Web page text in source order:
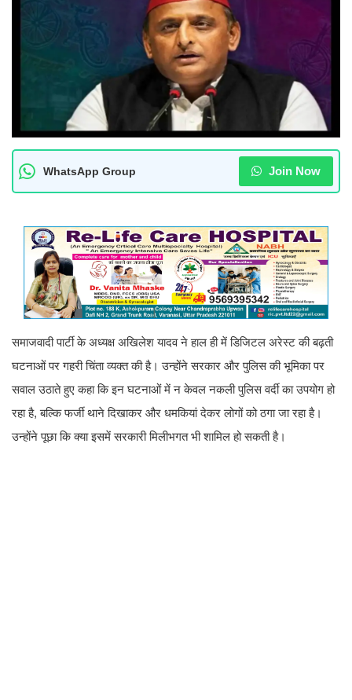
WhatsApp Group Join Now
समाजवादी पार्टी के अध्यक्ष अखिलेश यादव ने हाल ही में डिजिटल अरेस्ट की बढ़ती
घटनाओं पर गहरी चिंता व्यक्त की है। उन्होंने सरकार और पुलिस की भूमिका पर
सवाल उठाते हुए कहा कि इन घटनाओं में न केवल नकली पुलिस वर्दी का उपयोग हो
रहा है, बल्कि फर्जी थाने दिखाकर और धमकियां देकर लोगों को ठगा जा रहा है।
उन्होंने पूछा कि क्या इसमें सरकारी मिलीभगत भी शामिल हो सकती है।